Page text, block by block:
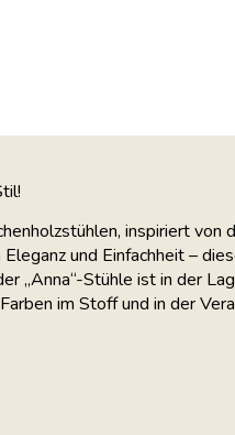
inspiriert von
und Einfachheit –
„Anna“-Stühle ist in der
im Stoff und in der